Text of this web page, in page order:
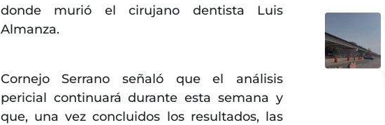
donde murió el cirujano dentista Luis
Almanza.
Cornejo Serrano señaló que el análisis
pericial continuará durante esta semana y
que, una vez concluidos los resultados, las